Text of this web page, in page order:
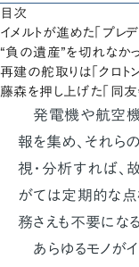
目次
イメルトが進めた「プレ
“負の遺産”を切れなか
再建の舵取りは「クロト
藤森を押し上げた「同友
発電機や航空機
報を集め、それら
視・分析すれば、
がては定期的な点
務さえも不要にな
あらゆるモノが